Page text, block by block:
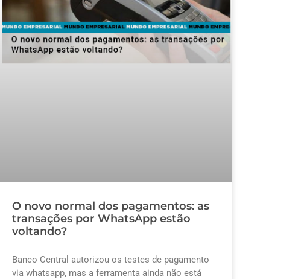
O novo normal dos pagamentos: as
transações por WhatsApp estão
voltando?
Banco Central autorizou os testes de pagamento
via whatsapp, mas a ferramenta ainda não está